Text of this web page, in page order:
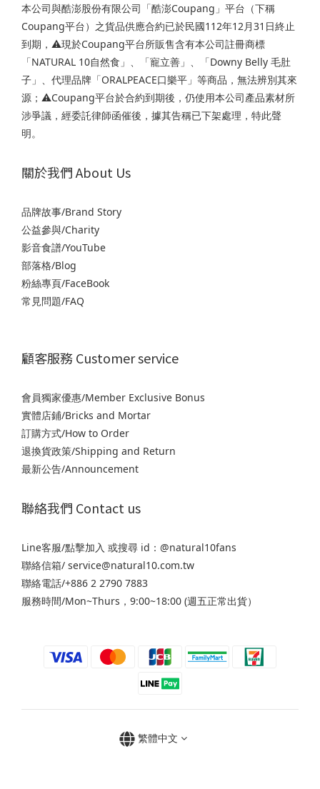
本公司與酷澎股份有限公司「酷澎Coupang」平台（下稱
Coupang平台）之貨品供應合約已於民國112年12月31日終止
到期，⚠️現於Coupang平台所販售含有本公司註冊商標
「NATURAL 10自然食」、「寵立善」、「Downy Belly 毛肚
子」、代理品牌「ORALPEACE口樂平」等商品，無法辨別其來
源；⚠️Coupang平台於合約到期後，仍使用本公司產品素材所
涉爭議，經委託律師函催後，據其告稱已下架處理，特此聲
明。
關於我們 About Us
品牌故事/Brand Story
公益參與/Charity
影音食譜/YouTube
部落格/Blog
粉絲專頁/FaceBook
常見問題/FAQ
顧客服務 Customer service
會員獨家優惠/Member Exclusive Bonus
實體店鋪/Bricks and Mortar
訂購方式/How to Order
退換貨政策/Shipping and Return
最新公告/Announcement
聯絡我們 Contact us
Line客服/點擊加入 或搜尋 id：@natural10fans
聯絡信箱/ service@natural10.com.tw
聯絡電話/+886 2 2790 7883
服務時間/Mon~Thurs，9:00~18:00 (週五正常出貨）
繁體中文